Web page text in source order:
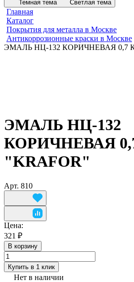
Темная тема Светлая тема
Главная
Каталог
Покрытия для металла в Москве
Антикоррозионные краски в Москве
ЭМАЛЬ НЦ-132 КОРИЧНЕВАЯ 0,7
ЭМАЛЬ НЦ-132
КОРИЧНЕВАЯ
"KRAFOR"
Арт. 810
Цена:
321 ₽
В корзину
Купить в 1 клик
Нет в наличии